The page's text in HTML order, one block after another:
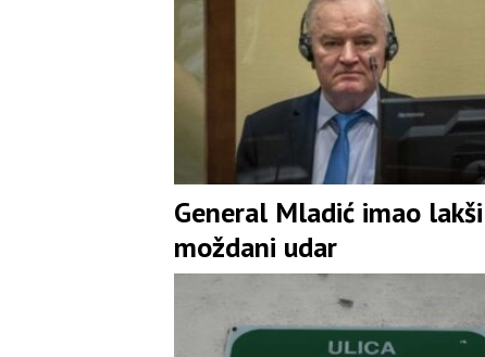
General Mladić imao lakši
moždani udar